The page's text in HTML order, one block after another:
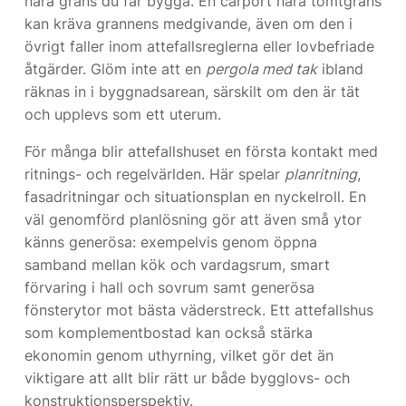
kan kräva grannens medgivande, även om den i
övrigt faller inom attefallsreglerna eller lovbefriade
åtgärder. Glöm inte att en pergola med takibland
räknas in i byggnadsarean, särskilt om den är tät
och upplevs som ett uterum.
För många blir attefallshuset en första kontakt med
ritnings- och regelvärlden. Här spelar planritning,
fasadritningar och situationsplan en nyckelroll. En
väl genomförd planlösning gör att även små ytor
känns generösa: exempelvis genom öppna
samband mellan kök och vardagsrum, smart
förvaring i hall och sovrum samt generösa
fönsterytor mot bästa väderstreck. Ett attefallshus
som komplementbostad kan också stärka
ekonomin genom uthyrning, vilket gör det än
viktigare att allt blir rätt ur både bygglovs- och
konstruktionsperspektiv.